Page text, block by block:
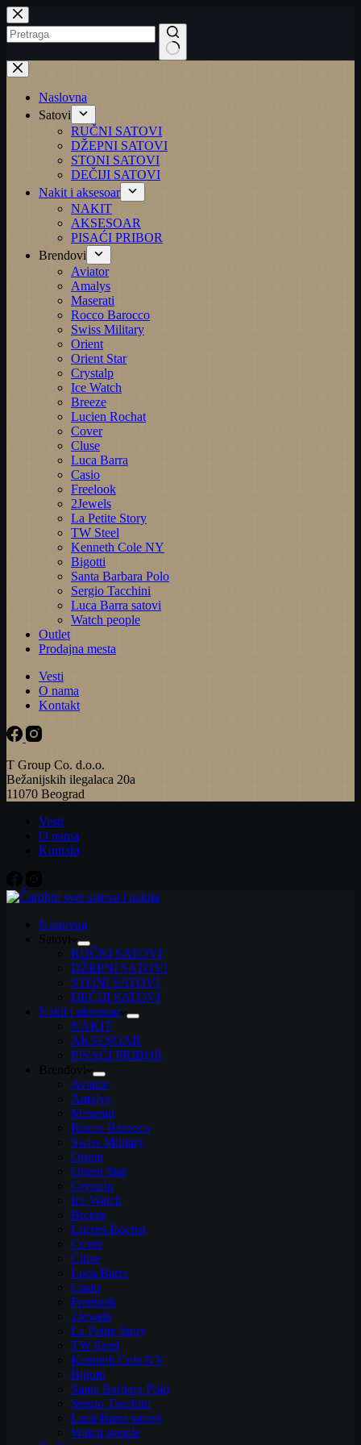
Preskoči
na
No
results
Naslovna
Satovi
RUČNI SATOVI
DŽEPNI SATOVI
STONI SATOVI
DEČIJI SATOVI
Nakit i aksesoar
NAKIT
AKSESOAR
PISAĆI PRIBOR
Brendovi
Aviator
Amalys
Maserati
Rocco Barocco
Swiss Military
Orient
Orient Star
Crystalp
Ice Watch
Breeze
Lucien Rochat
Cover
Cluse
Luca Barra
Casio
Freelook
2Jewels
La Petite Story
TW Steel
Kenneth Cole NY
Bigotti
Santa Barbara Polo
Sergio Tacchini
Luca Barra satovi
Watch people
Outlet
Prodajna mesta
Vesti
O nama
Kontakt
T Group Co. d.o.o.
Bežanijskih ilegalaca 20a
11070 Beograd
Vesti
O nama
Kontakt
Naslovna
Satovi
RUČNI SATOVI
DŽEPNI SATOVI
STONI SATOVI
DEČIJI SATOVI
Nakit i aksesoar
NAKIT
AKSESOAR
PISAĆI PRIBOR
Brendovi
Aviator
Amalys
Maserati
Rocco Barocco
Swiss Military
Orient
Orient Star
Crystalp
Ice Watch
Breeze
Lucien Rochat
Cover
Cluse
Luca Barra
Casio
Freelook
2Jewels
La Petite Story
TW Steel
Kenneth Cole NY
Bigotti
Santa Barbara Polo
Sergio Tacchini
Luca Barra satovi
Watch people